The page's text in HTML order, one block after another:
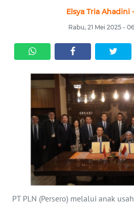
Elsya Tria Ahadini
Rabu, 21 Mei 2025 -
PT PLN (Persero) melalui anak
SERBA-
SERBI
INDEKS
KONTAK